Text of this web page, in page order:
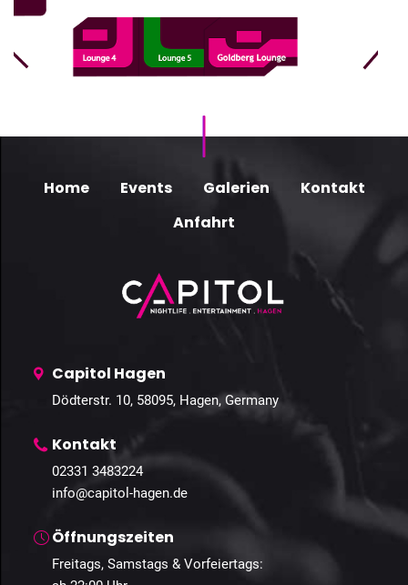
Home Events Galerien
Kontakt
Anfahrt
Capitol Hagen
Dödterstr. 10, 58095, Hagen, Germany
Kontakt
02331 3483224
info@capitol-hagen.de
Öffnungszeiten
Freitags, Samstags & Vorfeiertags: